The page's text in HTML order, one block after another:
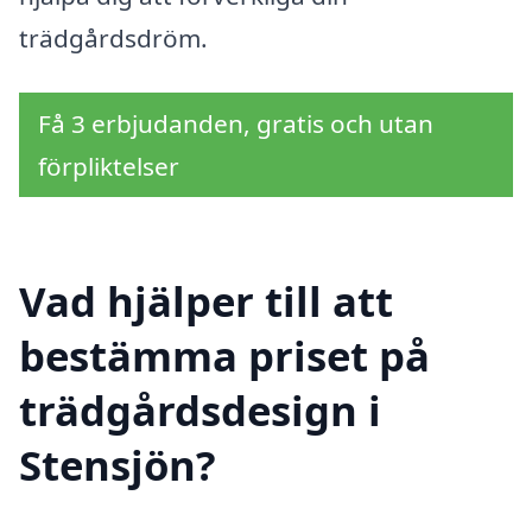
trädgårdsdröm.
Få 3 erbjudanden, gratis och utan
förpliktelser
Vad hjälper till att
bestämma priset på
trädgårdsdesign i
Stensjön?